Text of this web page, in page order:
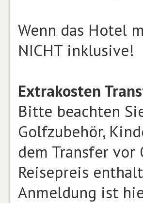
Wenn das Hotel
NICHT inklusive!
Extrakosten
Bitte beachten
Golfzubehör,
dem Transfer
Reisepreis
Anmeldung ist